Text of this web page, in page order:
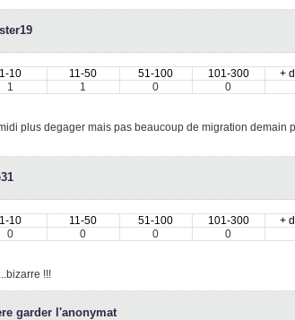
1-10 11-50 51-100 101-300
+
1
1 0 0
plus degager mais pas beaucoup de migration demain
1-10 11-50 51-100 101-300
+
0
0 0 0
!!!
garder l'anonymat